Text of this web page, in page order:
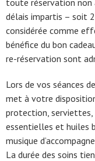
toute réservation non
délais impartis – soit
considérée comme
bénéfice du bon
re-réservation sont
Lors de vos séances
met à votre
protection, serviettes,
essentielles et huiles
musique
La durée des soins